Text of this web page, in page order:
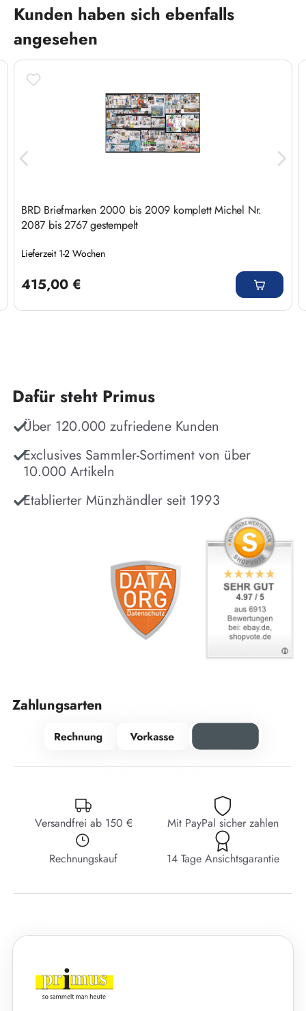
Produktgalerie überspringen
Kunden haben sich ebenfalls
angesehen
BRD Briefmarken 2000 bis 2009 komplett Michel Nr.
2087 bis 2767 gestempelt
Lieferzeit 1-2 Wochen
415,00 €
Dafür steht Primus
Über 120.000 zufriedene Kunden
Exclusives Sammler-Sortiment von über
10.000 Artikeln
Etablierter Münzhändler seit 1993
Zahlungsarten
Versandfrei ab 150 € Mit PayPal sicher zahlen
Rechnungskauf 14 Tage Ansichtsgarantie